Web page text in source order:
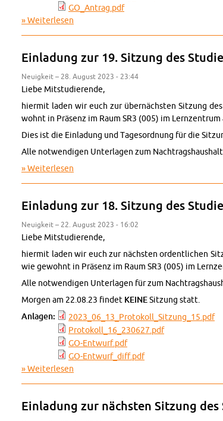
GO_­An­trag.pdf
Wei­ter­le­sen
Ein­la­dung zur 19. Sit­zung des
Neu­ig­keit – 28. Au­gust 2023 - 23:44
Liebe Mit­stu­die­ren­de,
hier­mit laden wir euch zur über­nächs­ten Sit­zung
wohnt in Prä­senz im Raum SR3 (005) im
Dies ist die Ein­la­dung und Ta­ges­ord­nung für die
Alle not­wen­di­gen Un­ter­la­gen zum
Wei­ter­le­sen
Ein­la­dung zur 18. Sit­zung des
Neu­ig­keit – 22. Au­gust 2023 - 16:02
Liebe Mit­stu­die­ren­de,
hier­mit laden wir euch zur nächs­ten or­dent­li­chen
wie ge­wohnt in Prä­senz im Raum SR3 (005) im
Alle not­wen­di­gen Un­ter­la­gen für zum
Mor­gen am 22.08.23 fin­det KEINE Sit­zung statt.
An­la­gen:
2023_06_13_­Pro­to­kol­l_­Sit­zun­g_15.pdf
Pro­to­kol­l_16_230627.pdf
GO-​Entwurf.​pdf
GO-Ent­wur­f_­diff.pdf
Wei­ter­le­sen
Ein­la­dung zur nächs­ten Sit­zung